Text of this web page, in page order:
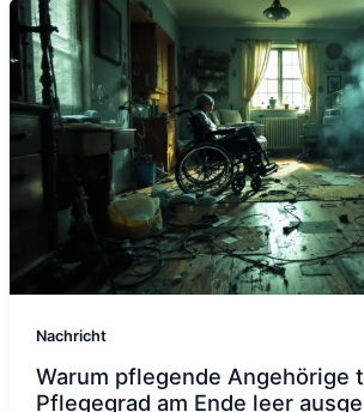
Nachricht
Warum pflegende Angehörige
Pflegegrad am Ende leer